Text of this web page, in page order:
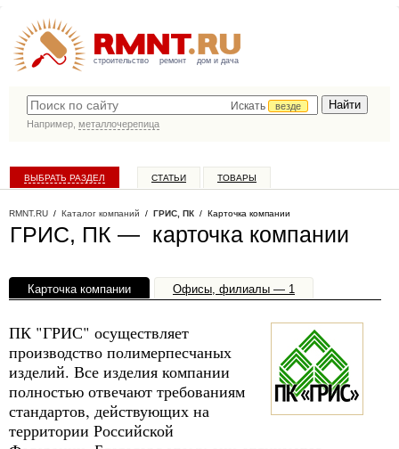
строительство ремонт дом и дача
Искать
везде
Например, металлочерепица
ВЫБРАТЬ РАЗДЕЛ СТАТЬИ ТОВАРЫ
RMNT.RU / Каталог компаний / ГРИС, ПК / Карточка компании
ГРИС, ПК — карточка компании
Карточка компании Офисы, филиалы — 1
ПК "ГРИС" осуществляет
производство полимерпесчаных
изделий. Все изделия компании
полностью отвечают требованиям
стандартов, действующих на
территории Российской